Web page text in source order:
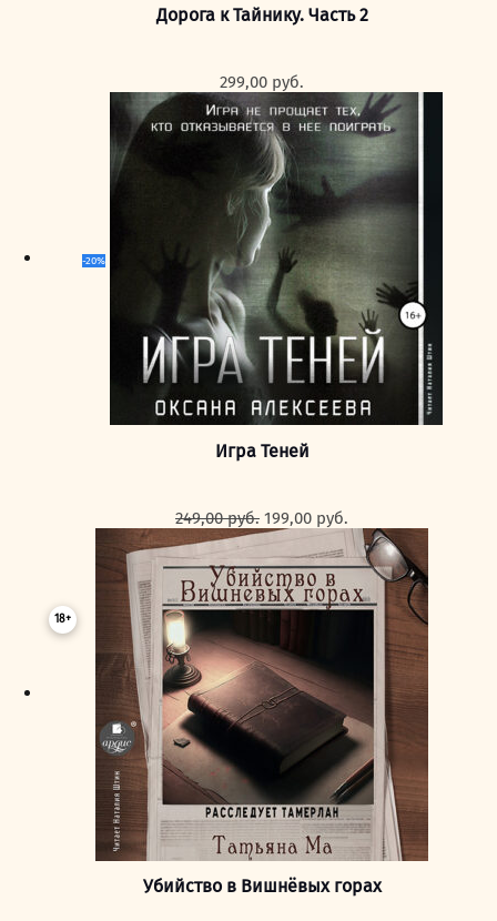
Дорога к Тайнику. Часть 2
299,00 руб.
-20%
Игра Теней
249,00руб. Первоначальная
цена
составляла
249,00 руб..
199,00 руб.
цена:
199,00 руб..
18+
Убийство в Вишнёвых горах